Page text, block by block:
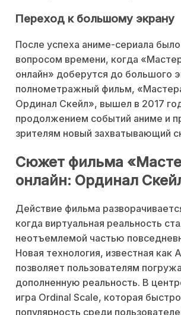
Переход к большому экрану
После успеха аниме-сериала
вопросом времени, когда
онлайн» доберутся до большого
полнометражный фильм,
Ординал Скейл», вышел в 2017
продолжением событий аниме и
зрителям новый захватывающий
Сюжет фильма
онлайн: Ординал
Действие фильма
когда виртуальная реальность
неотъемлемой частью
Новая технология, известная как
позволяет пользователям
дополненную реальность. В
игра Ordinal Scale, которая
популярность среди